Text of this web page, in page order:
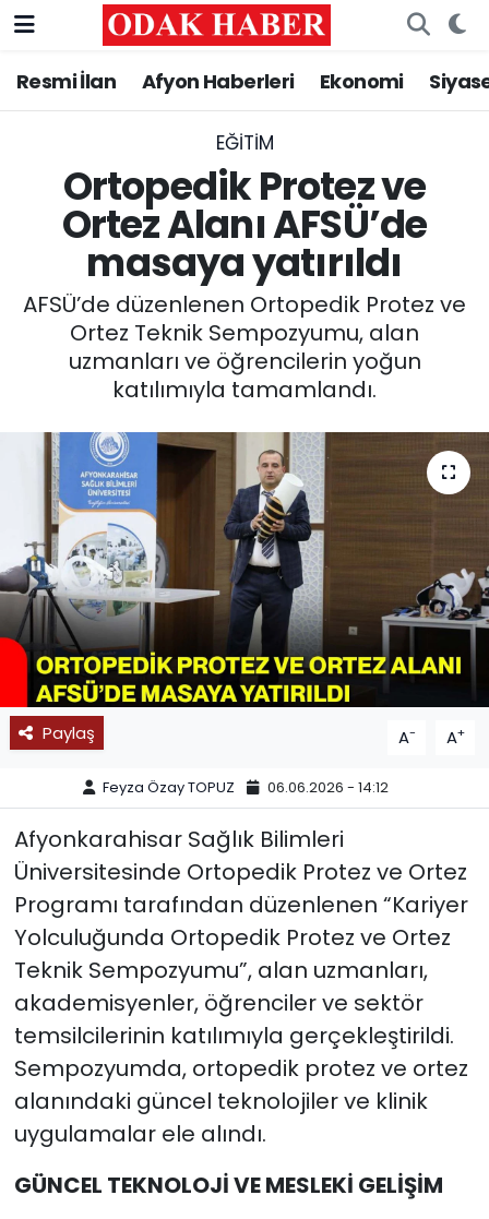
Resmi İlan Afyon Haberleri Ekonomi
EĞITIM
Ortopedik Protez ve
Ortez Alanı AFSÜ’de
masaya yatırıldı
AFSÜ’de düzenlenen Ortopedik Protez ve
Ortez Teknik Sempozyumu, alan
uzmanları ve öğrencilerin yoğun
katılımıyla tamamlandı.
Paylaş A- A+
Feyza Özay TOPUZ 06.06.2026 - 14:12
Afyonkarahisar Sağlık Bilimleri
Üniversitesinde Ortopedik Protez ve Ortez
Programı tarafından düzenlenen “Kariyer
Yolculuğunda Ortopedik Protez ve Ortez
Teknik Sempozyumu”, alan uzmanları,
akademisyenler, öğrenciler ve sektör
temsilcilerinin katılımıyla gerçekleştirildi.
Sempozyumda, ortopedik protez ve ortez
alanındaki güncel teknolojiler ve klinik
uygulamalar ele alındı.
GÜNCEL TEKNOLOJİ VE MESLEKİ GELİŞİM
AFYONKARAHİSAR HABERLERİ
ASAYİŞ
GÜNCEL
SİYASET
EĞİTİM
SAĞLIK
SPOR
11:11 MANŞET
Nöbetçi Eczaneler
Trafik Durumu
Süper Lig Puan Durumu ve Fikstür
Tüm Manşetler
Son Dakika Haberleri